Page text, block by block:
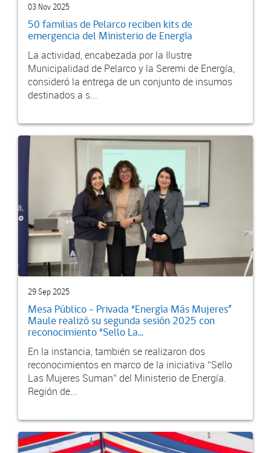
03 Nov 2025
50 familias de Pelarco reciben kits de
emergencia del Ministerio de Energía
La actividad, encabezada por la Ilustre
Municipalidad de Pelarco y la Seremi de Energía,
consideró la entrega de un conjunto de insumos
destinados a s...
29 Sep 2025
Mesa Público - Privada “Energía Más Mujeres”
Maule realizó su segunda sesión 2025 con
reconocimiento “Sello La...
En la instancia, también se realizaron dos
reconocimientos en marco de la iniciativa “Sello
Las Mujeres Suman” del Ministerio de Energía.
Región de...